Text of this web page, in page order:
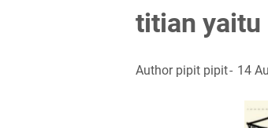
titian yaitu
Author pipit pipit 14